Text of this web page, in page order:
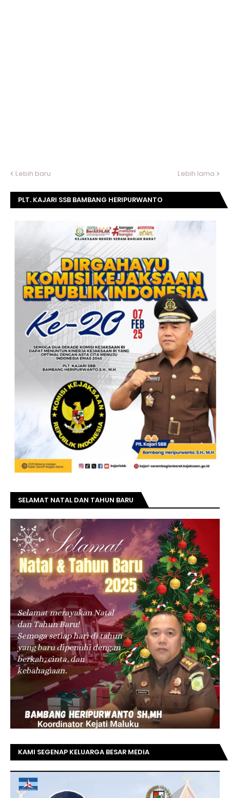
Lebih baru Lebih lama
PLT. KAJARI SSB BAMBANG HERIPURWANTO
KEJAKSAAN RI KE- 20 TAHUN.
SELAMAT NATAL DAN TAHUN BARU
KAMI SEGENAP KELUARGA BESAR MEDIA
TOPRIAUNEWS.COM MENGUCAPKAN SELAMAT KEPADA
BAPAK ACHMAD FAISAL REZ